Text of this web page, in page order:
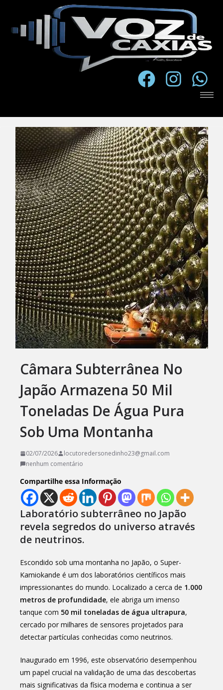
Câmara Subterrânea No
Japão Armazena 50 Mil
Toneladas De Água Pura
Sob Uma Montanha
02/07/2026
locutoredersonedinho23@gmail.com
nenhum comentário
Compartilhe essa Informação
Laboratório subterrâneo no Japão
revela segredos do universo através
de neutrinos.
Escondido sob uma montanha no Japão, o Super-
Kamiokande é um dos laboratórios científicos mais
impressionantes do mundo. Localizado a cerca de 1.000
metros de profundidade, ele abriga um imenso
tanque com 50 mil toneladas de água ultrapura,
cercado por milhares de sensores projetados para
detectar partículas conhecidas como neutrinos.
Inaugurado em 1996, este observatório desempenhou
um papel crucial na validação de uma das descobertas
mais significativas da física moderna e continua a ser